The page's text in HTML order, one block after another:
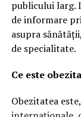
publicului larg.
de informare
asupra
de specialitate.
Ce este
Obezitatea